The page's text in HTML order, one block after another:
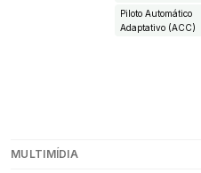
Piloto Automático
Adaptativo (ACC)
MULTIMÍDIA